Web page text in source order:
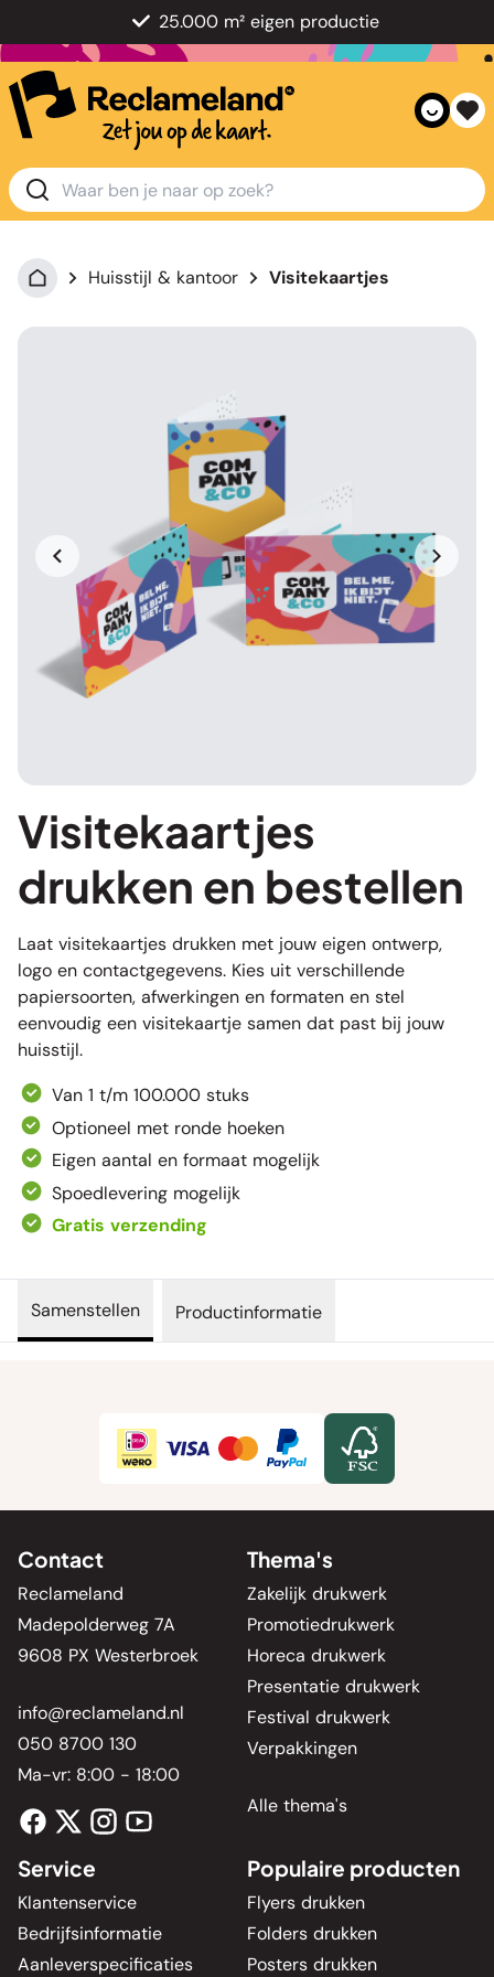
25.000 m² eigen productie
Huisstijl & kantoor Visitekaartjes
Visitekaartjes
drukken en bestellen
Laat visitekaartjes drukken met jouw eigen ontwerp,
logo en contactgegevens. Kies uit verschillende
papiersoorten, afwerkingen en formaten en stel
eenvoudig een visitekaartje samen dat past bij jouw
huisstijl.
Van 1 t/m 100.000 stuks
Optioneel met ronde hoeken
Eigen aantal en formaat mogelijk
Spoedlevering mogelijk
Gratis verzending
Samenstellen Productinformatie
Contact
Reclameland
Madepolderweg 7A
9608 PX Westerbroek
info@reclameland.nl
050 8700 130
Ma-vr: 8:00 - 18:00
Thema's
Zakelijk drukwerk
Promotiedrukwerk
Horeca drukwerk
Presentatie drukwerk
Festival drukwerk
Verpakkingen
Alle thema's
Service
Klantenservice
Bedrijfsinformatie
Aanleverspecificaties
Populaire producten
Flyers drukken
Folders drukken
Posters drukken